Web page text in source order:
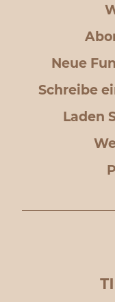
Neue
Schreibe
Laden